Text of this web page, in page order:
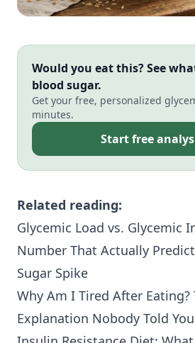
Would you eat this? See
blood sugar.
Get your free, personalized
minutes.
Start free
Related reading:
Glycemic Load vs. Glycemic
Number That Actually
Sugar Spike
Why Am I Tired After Eating?
Explanation Nobody Told You